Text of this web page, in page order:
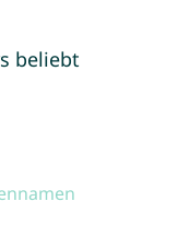
beliebt